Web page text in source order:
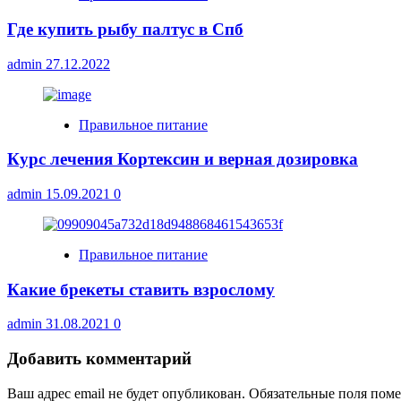
Где купить рыбу палтус в Спб
admin 27.12.2022
Правильное питание
Курс лечения Кортексин и верная дозировка
admin 15.09.2021 0
Правильное питание
Какие брекеты ставить взрослому
admin 31.08.2021 0
Добавить комментарий
Ваш адрес email не будет опубликован. Обязательные поля